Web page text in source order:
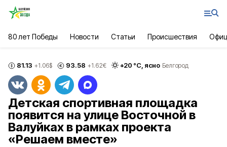
80 лет Победы Новости Статьи Происшествия
81.13 +1.06$ 93.58 +1.62€ +20 °С, ясно Белгород
Детская спортивная площадка
появится на улице Восточной в
Валуйках в рамках проекта
«Решаем вместе»